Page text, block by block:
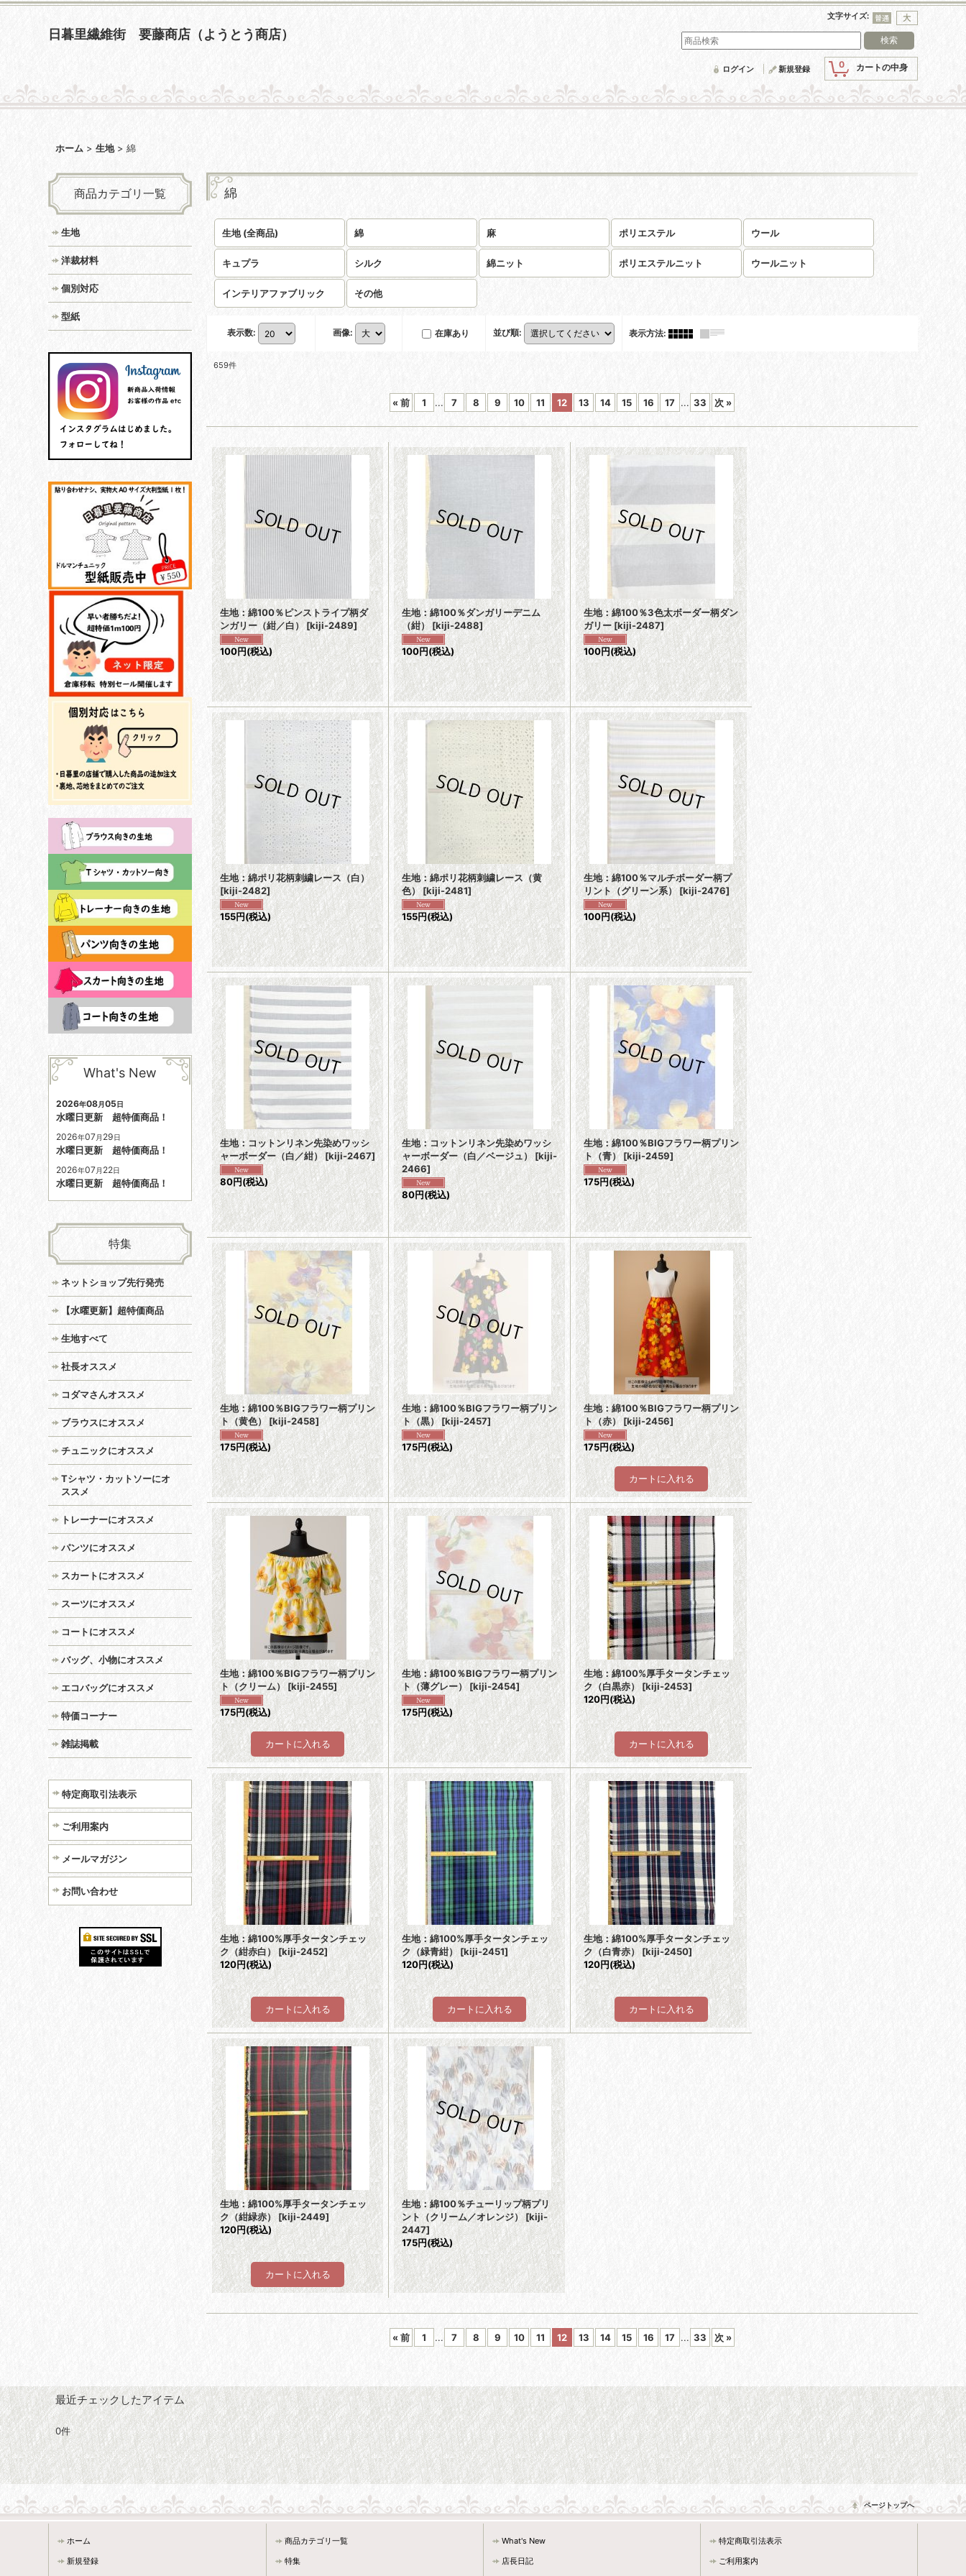
文字サイズ:
日暮里繊維街 要藤商店（ようとう商店）
0 カートの中身
ログイン 新規登録
ホーム > 生地 > 綿
商品カテゴリ一覧
生地
洋裁材料
個別対応
型紙
What's New
2026年08月05日
水曜日更新 超特価商品！
2026年07月 29日
水曜日更新 超特価商品！
2026年07月 22日
水曜日更新 超特価商品！
特集
ネットショップ先行発売
【水曜更新】超特価商品
生地すべて
社長オススメ
コダマさんオススメ
ブラウスにオススメ
チュニックにオススメ
Tシャツ・カットソーにオ
ススメ
トレーナーにオススメ
パンツにオススメ
スカートにオススメ
スーツにオススメ
コートにオススメ
バッグ、小物にオススメ
エコバッグにオススメ
特価コーナー
雑誌掲載
特定商取引法表示
ご利用案内
メールマガジン
お問い合わせ
綿
生地 (全商品) 綿 麻 ポリエステル ウール
キュプラ シルク 綿ニット ポリエステルニット ウールニット
インテリアファブリック その他
表示数: 画像: 在庫あり 並び順: 表示方法:
659件
«前 1 ... 7 8 9 10 11 12 13 14 15 16 17 ... 33 次 »
生地：綿100％ピンストライプ柄ダ
ンガリー（紺／白） [kiji-2489]
100円(税込)
生地：綿100％ダンガリーデニム
（紺） [kiji-2488]
100円(税込)
生地：綿100％3色太ボーダー柄ダン
ガリー[kiji-2487]
100円(税込)
生地：綿ポリ花柄刺繍レース（白）
[kiji-2482]
155円(税込)
生地：綿ポリ花柄刺繍レース（黄
色） [kiji-2481]
155円(税込)
生地：綿100％マルチボーダー柄プ
リント（グリーン系） [kiji-2476]
100円(税込)
生地：コットンリネン先染めワッシ
ャーボーダー（白／紺） [kiji-2467]
80円(税込)
生地：コットンリネン先染めワッシ
ャーボーダー（白／ベージュ） [kiji-
2466]
80円(税込)
生地：綿100％BIGフラワー柄プリン
ト（青） [kiji-2459]
175円(税込)
生地：綿100％BIGフラワー柄プリン
ト（黄色） [kiji-2458]
175円(税込)
生地：綿100％BIGフラワー柄プリン
ト（黒） [kiji-2457]
175円(税込)
生地：綿100％BIGフラワー柄プリン
ト（赤） [kiji-2456]
175円(税込)
生地：綿100％BIGフラワー柄プリン
ト（クリーム） [kiji-2455]
175円(税込)
生地：綿100％BIGフラワー柄プリン
ト（薄グレー） [kiji-2454]
175円(税込)
生地：綿100%厚手タータンチェッ
ク（白黒赤） [kiji-2453]
120円(税込)
生地：綿100%厚手タータンチェッ
ク（紺赤白）[kiji-2452]
120円(税込)
生地：綿100%厚手タータンチェッ
ク（緑青紺）[kiji-2451]
120円(税込)
生地：綿100%厚手タータンチェッ
ク（白青赤）[kiji-2450]
120円(税込)
生地：綿100%厚手タータンチェッ
ク（紺緑赤）[kiji-2449]
120円(税込)
生地：綿100％チューリップ柄プリ
ント（クリーム／オレンジ） [kiji-
2447]
175円(税込)
«前 1 ... 7 8 9 10 11 12 13 14 15 16 17 ... 33 次 »
最近チェックしたアイテム
0件
ページトップへ
ホーム
新規登録
商品カテゴリ一覧
特集
What's New
店長日記
特定商取引法表示
ご利用案内